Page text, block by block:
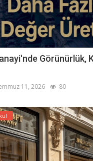
Görünürlük,
11, 2026 80